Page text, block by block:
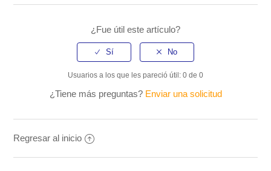
¿Fue útil este artículo?
Usuarios a los que les pareció útil: 0 de 0
¿Tiene más preguntas? Enviar una solicitud
Regresar al inicio